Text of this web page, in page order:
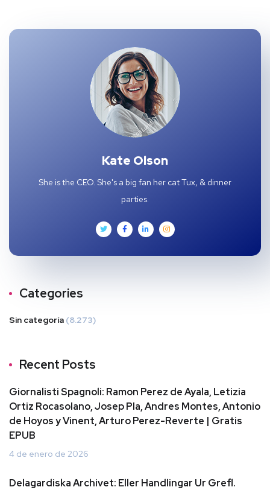
Kate Olson
She is the CEO. She's a big fan her cat Tux, & dinner
parties.
Categories
Sin categoría (8.273)
Recent Posts
Giornalisti Spagnoli: Ramon Perez de Ayala, Letizia
Ortiz Rocasolano, Josep Pla, Andres Montes, Antonio
de Hoyos y Vinent, Arturo Perez-Reverte | Gratis
EPUB
4 de enero de 2026
Delagardiska Archivet: Eller Handlingar Ur Grefl.